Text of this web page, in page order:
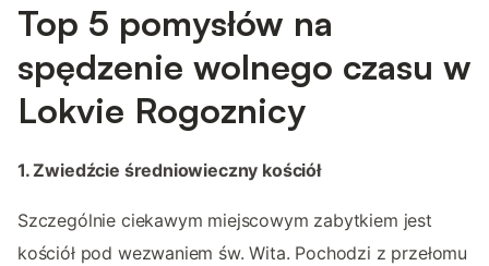
Top 5 pomysłów na
spędzenie wolnego czasu w
Lokvie Rogoznicy
1. Zwiedźcie średniowieczny kościół
Szczególnie ciekawym miejscowym zabytkiem jest
kościół pod wezwaniem św. Wita. Pochodzi z przełomu